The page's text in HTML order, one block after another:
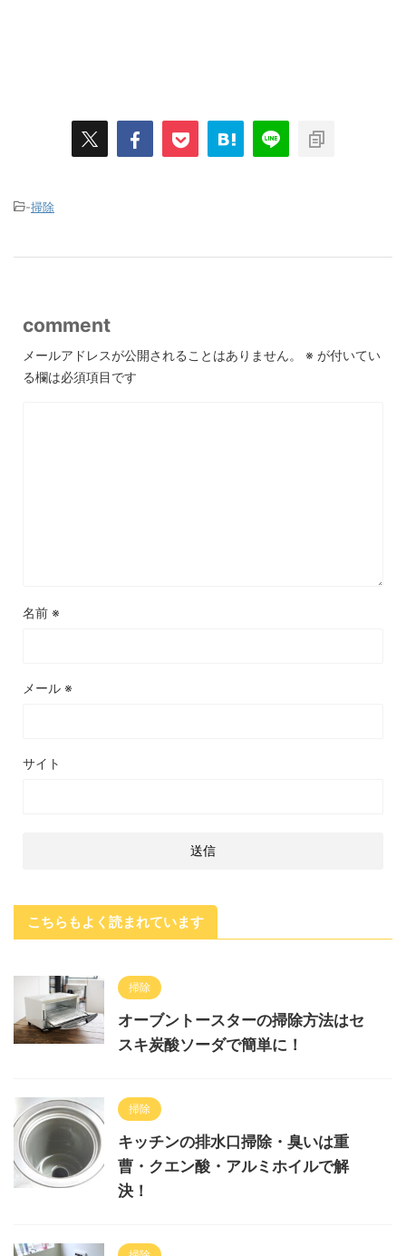
-掃除
comment
メールアドレスが公開されることはありません。 ※ が付いてい
る欄は必須項目です
名前 ※
メール ※
サイト
こちらもよく読まれています
掃除
オーブントースターの掃除方法はセ
スキ炭酸ソーダで簡単に！
掃除
キッチンの排水口掃除・臭いは重
曹・クエン酸・アルミホイルで解
決！